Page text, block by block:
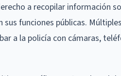
a recopilar información
funciones públicas.
a la policía con cámaras,